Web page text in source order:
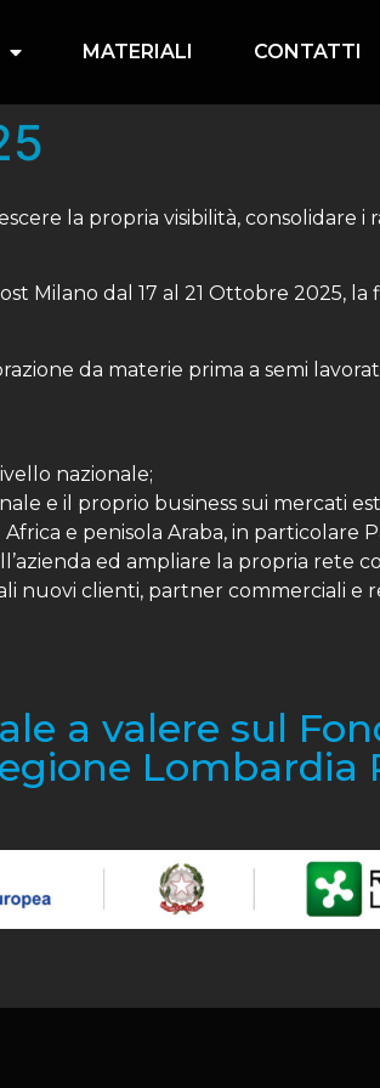
MATERIALI CONTATTI
la propria visibilità, consolidare
Milano dal 17 al 21 Ottobre 2025,
da materie prima a semi
nazionale;
e il proprio business sui mercati
e penisola Araba, in particolare
ed ampliare la propria rete
nuovi clienti, partner commerciali e
a valere sul
Lombardia